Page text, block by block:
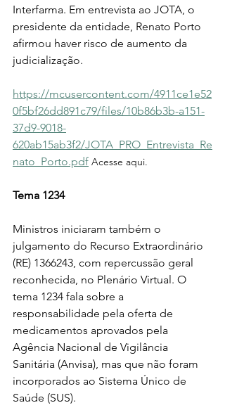
Interfarma. Em entrevista ao JOTA, o
presidente da entidade, Renato Porto
afirmou haver risco de aumento da
judicialização.
https://mcusercontent.com/4911ce1e52
0f5bf26dd891c79/files/10b86b3b-a151-
37d9-9018-
620ab15ab3f2/JOTA_PRO_Entrevista_Re
nato_Porto.pdf Acesse aqui.
Tema 1234
Ministros iniciaram também o
julgamento do Recurso Extraordinário
(RE) 1366243, com repercussão geral
reconhecida, no Plenário Virtual. O
tema 1234 fala sobre a
responsabilidade pela oferta de
medicamentos aprovados pela
Agência Nacional de Vigilância
Sanitária (Anvisa), mas que não foram
incorporados ao Sistema Único de
Saúde (SUS).